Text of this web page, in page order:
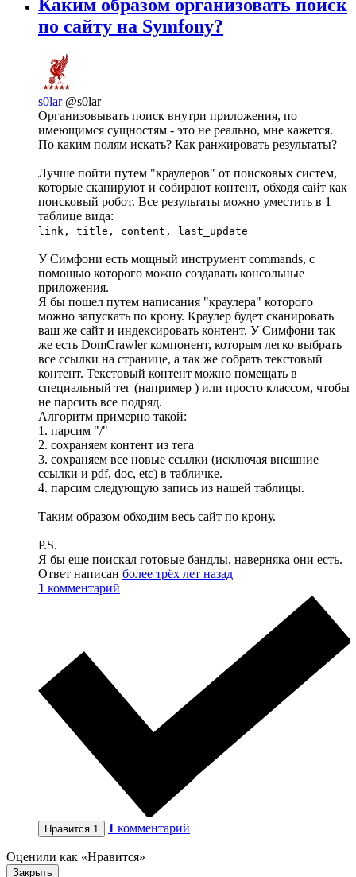
Каким образом организовать поиск
по сайту на Symfony?
s0lar @s0lar
Организовывать поиск внутри приложения, по
имеющимся сущностям - это не реально, мне кажется.
По каким полям искать? Как ранжировать результаты?
Лучше пойти путем "краулеров" от поисковых систем,
которые сканируют и собирают контент, обходя сайт как
поисковый робот. Все результаты можно уместить в 1
таблице вида:
link, title, content, last_update
У Симфони есть мощный инструмент commands, с
помощью которого можно создавать консольные
приложения.
Я бы пошел путем написания "краулера" которого
можно запускать по крону. Краулер будет сканировать
ваш же сайт и индексировать контент. У Симфони так
же есть DomCrawler компонент, которым легко выбрать
все ссылки на странице, а так же собрать текстовый
контент. Текстовый контент можно помещать в
специальный тег (например ) или просто классом, чтобы
не парсить все подряд.
Алгоритм примерно такой:
1. парсим "/"
2. сохраняем контент из тега
3. сохраняем все новые ссылки (исключая внешние
ссылки и pdf, doc, etc) в табличке.
4. парсим следующую запись из нашей таблицы.
Таким образом обходим весь сайт по крону.
P.S.
Я бы еще поискал готовые бандлы, наверняка они есть.
Ответ написан более трёх лет назад
1 комментарий
Нравится 1 1 комментарий
Оценили как «Нравится»
Закрыть